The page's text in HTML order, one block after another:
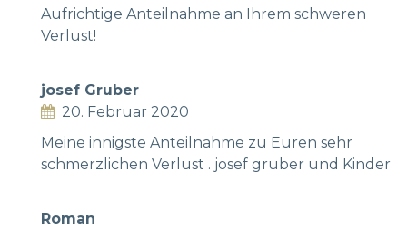
Aufrichtige Anteilnahme an Ihrem schweren
Verlust!
josef Gruber
20. Februar 2020
Meine innigste Anteilnahme zu Euren sehr
schmerzlichen Verlust . josef gruber und Kinder
Roman